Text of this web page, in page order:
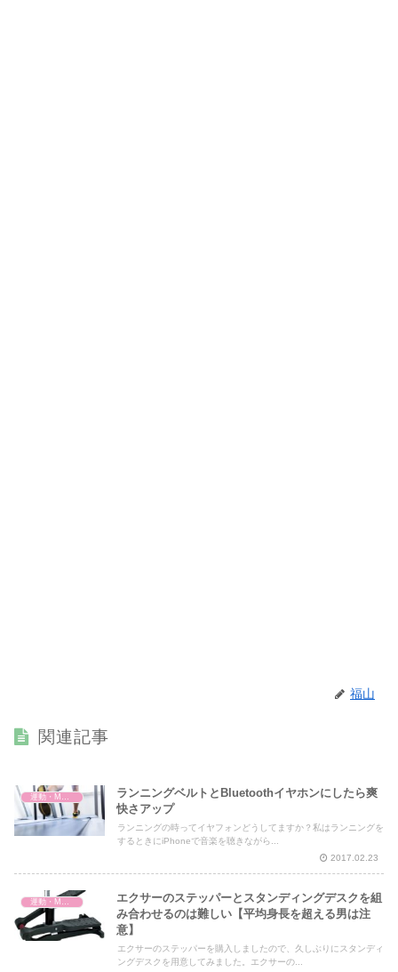
福山
関連記事
ランニングベルトとBluetoothイヤホンにしたら爽
快さアップ
ランニングの時ってイヤフォンどうしてますか？私はランニングを
するときにiPhoneで音楽を聴きながら...
2017.02.23
エクサーのステッパーとスタンディングデスクを組
み合わせるのは難しい【平均身長を超える男は注
意】
エクサーのステッパーを購入しましたので、久しぶりにスタンディ
ングデスクを用意してみました。エクサーの...